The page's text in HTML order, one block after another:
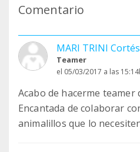
Comentario
MARI TRINI
Teamer
el 05/03/2017 a las
Acabo de hacerme teamer
Encantada de colaborar
animalillos que lo